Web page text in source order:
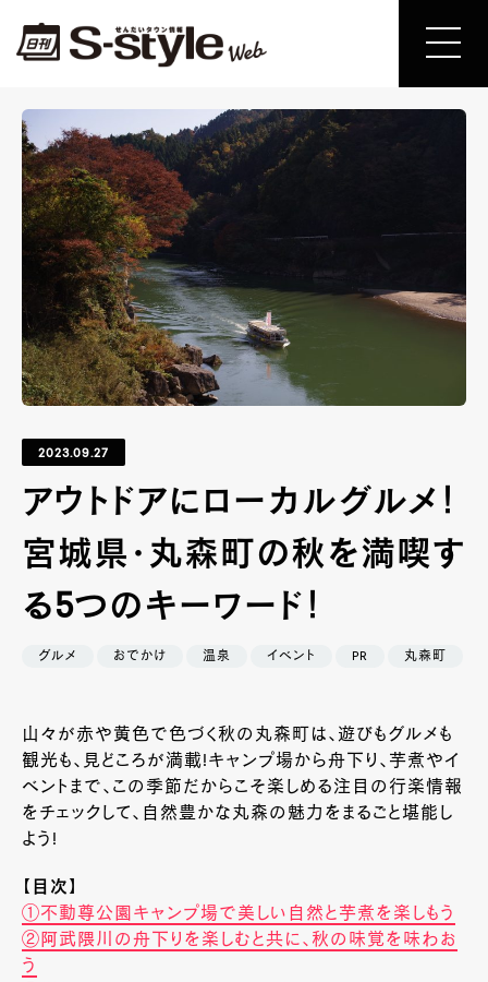
2023.09.27
アウトドアにローカルグルメ！
宮城県・丸森町の秋を満喫す
る5つのキーワード！
グルメ おでかけ 温泉 イベント PR 丸森町
山々が赤や黄色で色づく秋の丸森町は、遊びもグルメも
観光も、見どころが満載!キャンプ場から舟下り、芋煮やイ
ベントまで、この季節だからこそ楽しめる注目の行楽情報
をチェックして、自然豊かな丸森の魅力をまるごと堪能し
よう!
【目次】
①不動尊公園キャンプ場で美しい自然と芋煮を楽しもう
②阿武隈川の舟下りを楽しむと共に、秋の味覚を味わお
う